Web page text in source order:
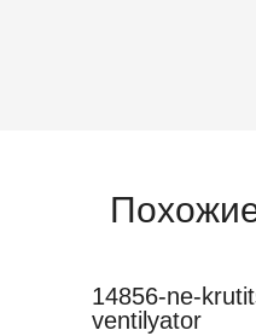
14856-ne-
ventilyator